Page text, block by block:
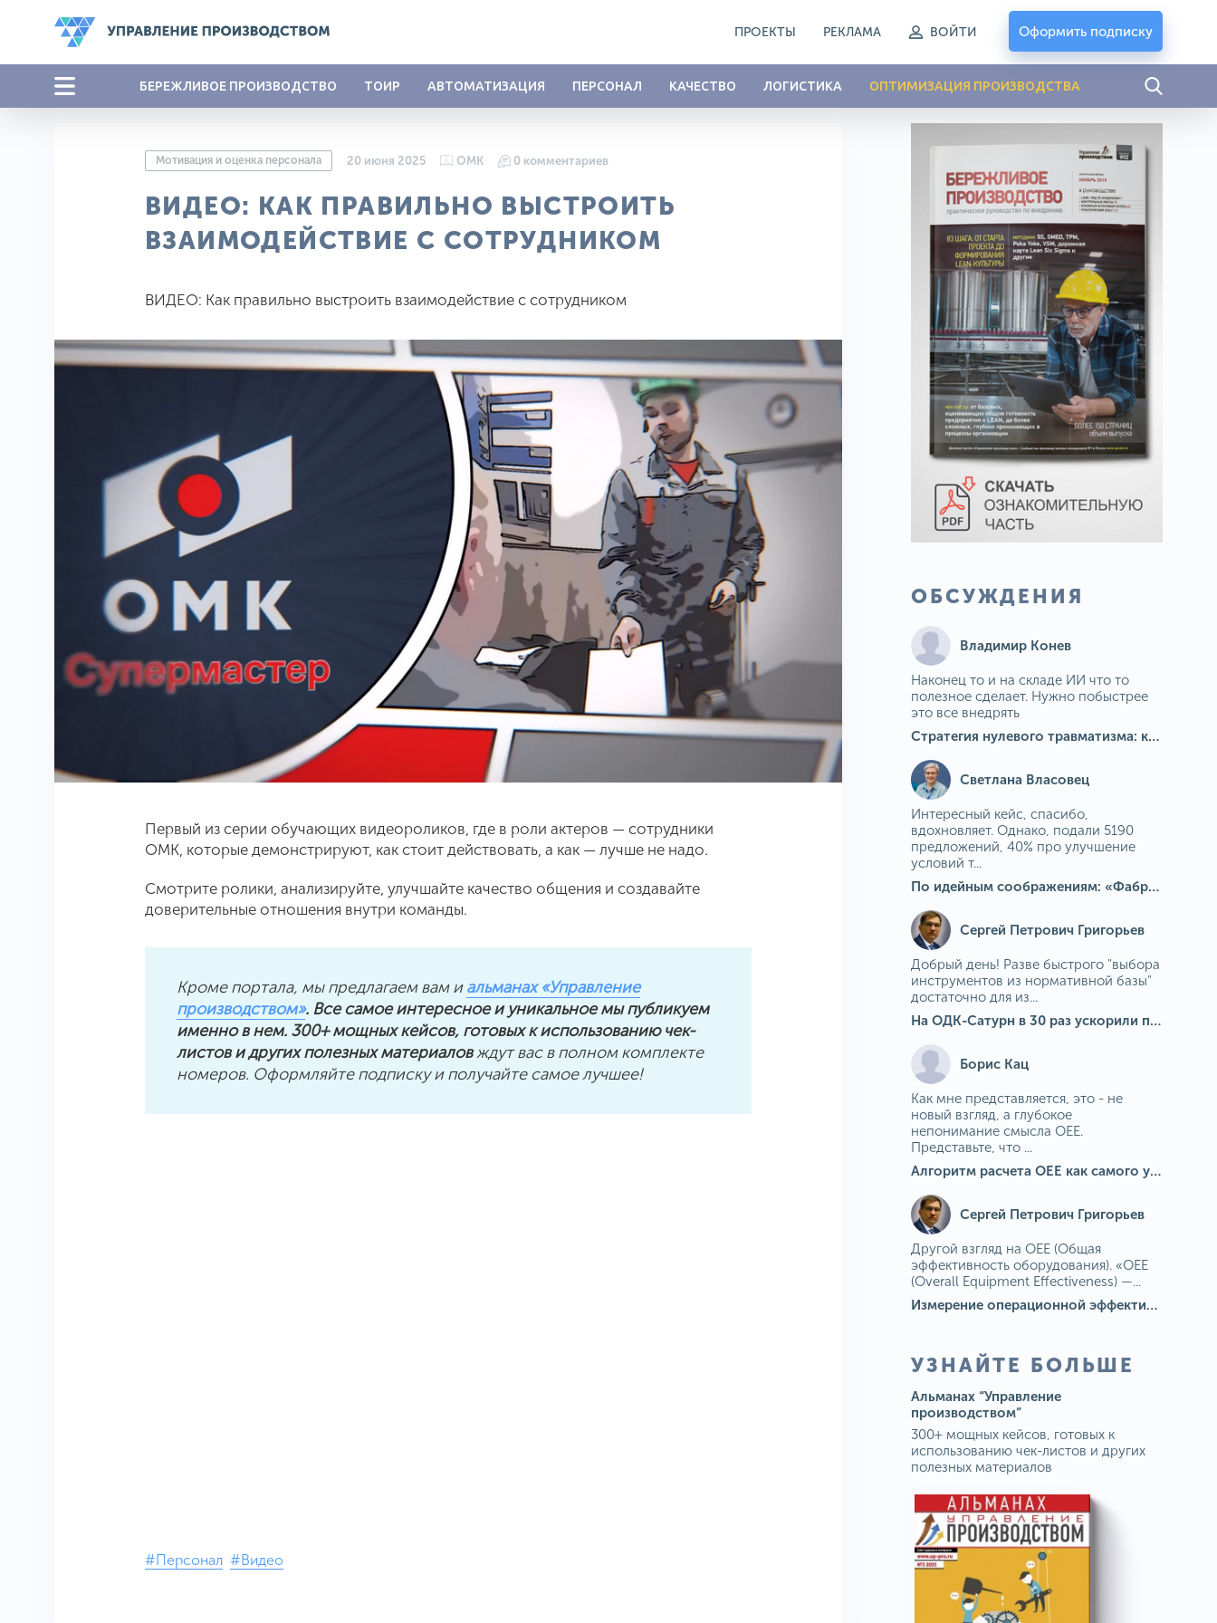
ПРОЕКТЫ РЕКЛАМА ВОЙТИ Оформить подписку
БЕРЕЖЛИВОЕ ПРОИЗВОДСТВО ТОИР АВТОМАТИЗАЦИЯ ПЕРСОНАЛ КАЧЕСТВО ЛОГИСТИКА ОПТИМИЗАЦИЯ ПРОИЗВОДСТВА
Мотивация и оценка персонала 20 июня 2025 ОМК 0 комментариев
ВИДЕО: КАК ПРАВИЛЬНО ВЫСТРОИТЬ
ВЗАИМОДЕЙСТВИЕ С СОТРУДНИКОМ
ВИДЕО: Как правильно выстроить взаимодействие с сотрудником
Первый из серии обучающих видеороликов, где в роли актеров — сотрудники
ОМК, которые демонстрируют, как стоит действовать, а как — лучше не надо.
Смотрите ролики, анализируйте, улучшайте качество общения и создавайте
доверительные отношения внутри команды.
Кроме портала, мы предлагаем вам иальманах «Управление
производством». Все самое интересное и уникальное мы публикуем
именно в нем. 300+ мощных кейсов, готовых к использованию чек-
листов и других полезных материаловждут вас в полном комплекте
номеров. Оформляйте подписку и получайте самое лучшее!
#Персонал #Видео
ОБСУЖДЕНИЯ
Владимир Конев
Наконец то и на складе ИИ что то
полезное сделает. Нужно побыстрее
это все внедрять
Стратегия нулевого травматизма: как ИИ-камеры Camkord снижают риск наезда на пешехода при работе на погрузчике
Светлана Власовец
Интересный кейс, спасибо,
вдохновляет. Однако, подали 5190
предложений, 40% про улучшение
условий т...
По идейным соображениям: «Фабрика идей» на МГОКе
Сергей Петрович Григорьев
Добрый день! Разве быстрого "выбора
инструментов из нормативной базы"
достаточно для из...
На ОДК-Сатурн в 30 раз ускорили подбор средств измерения для контроля качества продукции
Борис Кац
Как мне представляется, это - не
новый взгляд, а глубокое
непонимание смысла OEE.
Представьте, что ...
Алгоритм расчета ОЕЕ как самого универсального и современного показателя эффективности оборудования в мире
Сергей Петрович Григорьев
Другой взгляд на OEE (Общая
эффективность оборудования). «OEE
(Overall Equipment Effectiveness) —...
Измерение операционной эффективности: ключевые показатели для непрерывного совершенствования
УЗНАЙТЕ БОЛЬШЕ
Альманах “Управление
производством”
300+ мощных кейсов, готовых к
использованию чек-листов и других
полезных материалов